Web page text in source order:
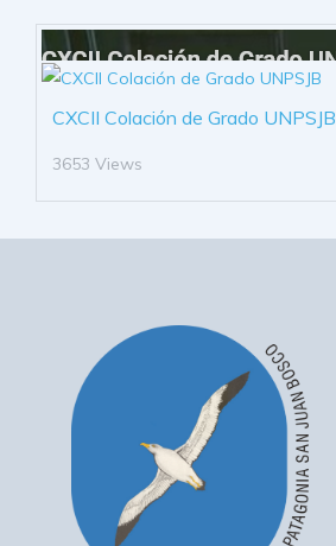
CXCII Colación de Grado UNPSJB
3653 Views